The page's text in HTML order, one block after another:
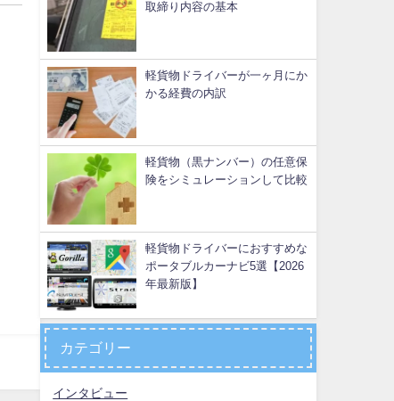
取締り内容の基本
軽貨物ドライバーが一ヶ月にか
かる経費の内訳
軽貨物（黒ナンバー）の任意保
険をシミュレーションして比較
軽貨物ドライバーにおすすめな
ポータブルカーナビ5選【2026
年最新版】
カテゴリー
インタビュー